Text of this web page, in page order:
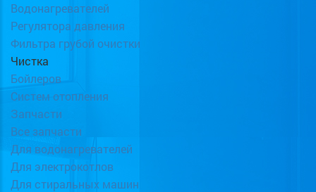
Водонагревателей
Регулятора давления
Фильтра грубой очистки
Чистка
Бойлеров
Систем отопления
Запчасти
Все запчасти
Для водонагревателей
Для электрокотлов
Для стиральных машин